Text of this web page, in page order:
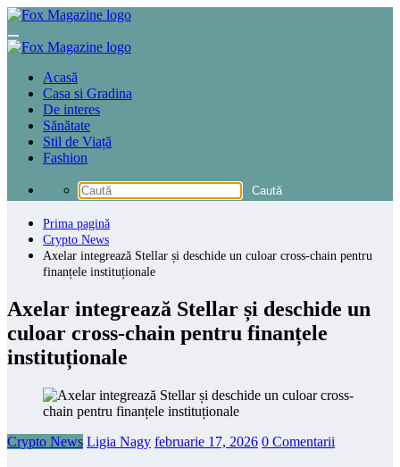
Sari
conținut
Acasă
Casa si Gradina
De interes
Sănătate
Stil de Viață
Fashion
Prima pagină
Crypto News
Axelar integrează Stellar și deschide un culoar cross-chain pentru
finanțele instituționale
Axelar integrează Stellar și deschide un
culoar cross-chain pentru finanțele
instituționale
Crypto News Ligia Nagy februarie 17, 2026 0 Comentarii